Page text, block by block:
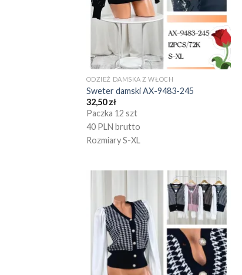
ODZIEŻ DAMSKA Z WŁOCH
Sweter damski AX-9483-245
32,50zł
Paczka 12 szt
40 PLN brutto
Rozmiary S-XL